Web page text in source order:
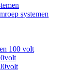
systemen
100 volt